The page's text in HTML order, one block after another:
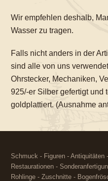
Wir empfehlen deshalb,
Wasser zu tragen.
Falls nicht anders in der
sind alle von uns
Ohrstecker, Mechaniken,
925/-er Silber gefertigt und
goldplattiert. (Ausnahme
Schmuck - Figuren - Antiquitäten
Restaurationen -
Rohlinge - Zuschnitte -